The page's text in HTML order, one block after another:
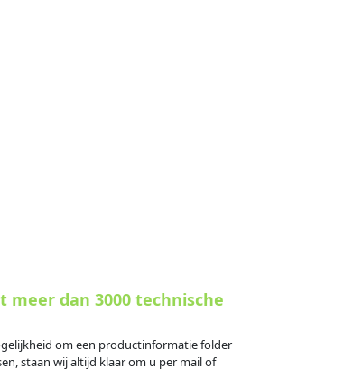
meer dan 3000 technische
om een productinformatie folder
staan wij altijd klaar om u per mail of